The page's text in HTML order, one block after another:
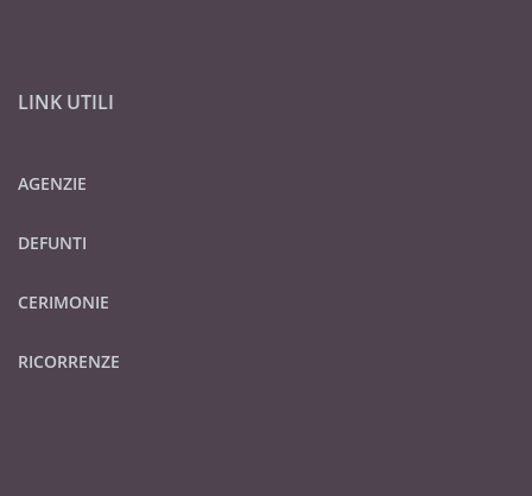
LINK UTILI
AGENZIE
DEFUNTI
CERIMONIE
RICORRENZE